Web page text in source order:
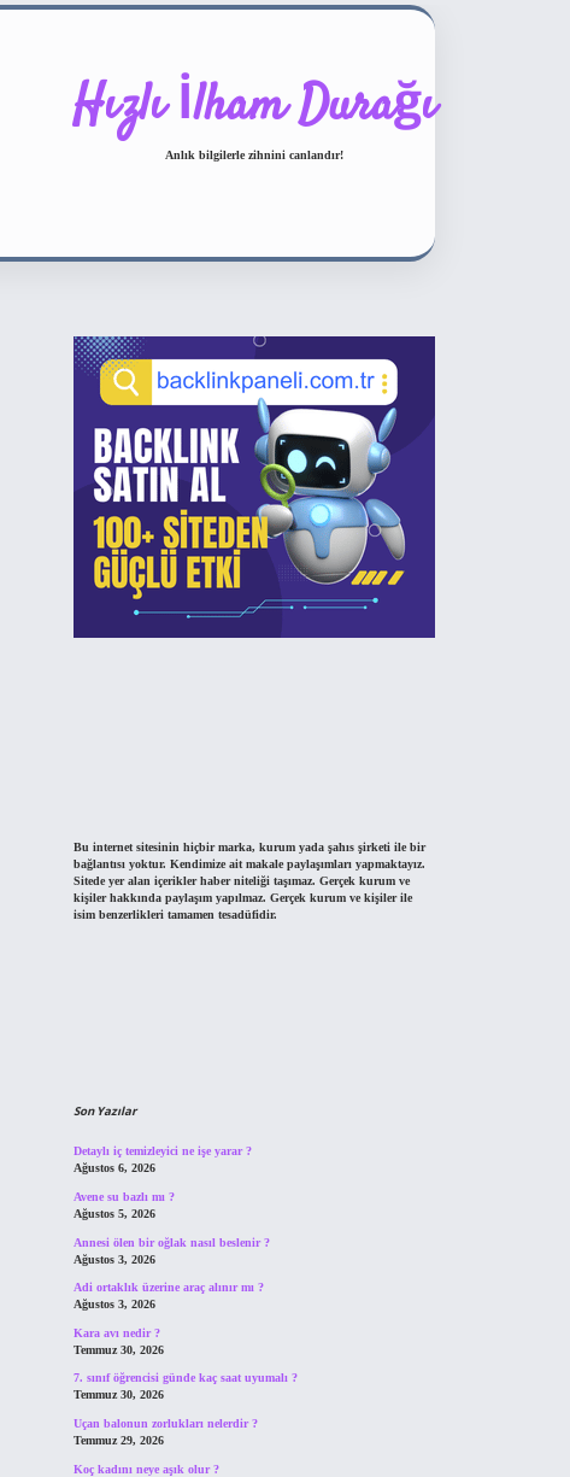
Hızlı İlham Durağı
Anlık bilgilerle zihnini canlandır!
Bu internet sitesinin hiçbir marka, kurum yada şahıs şirketi ile bir
bağlantısı yoktur. Kendimize ait makale paylaşımları yapmaktayız.
Sitede yer alan içerikler haber niteliği taşımaz. Gerçek kurum ve
kişiler hakkında paylaşım yapılmaz. Gerçek kurum ve kişiler ile
isim benzerlikleri tamamen tesadüfidir.
Son Yazılar
Detaylı iç temizleyici ne işe yarar ?
Ağustos 6, 2026
Avene su bazlı mı ?
Ağustos 5, 2026
Annesi ölen bir oğlak nasıl beslenir ?
Ağustos 3, 2026
Adi ortaklık üzerine araç alınır mı ?
Ağustos 3, 2026
Kara avı nedir ?
Temmuz 30, 2026
7. sınıf öğrencisi günde kaç saat uyumalı ?
Temmuz 30, 2026
Uçan balonun zorlukları nelerdir ?
Temmuz 29, 2026
Koç kadını neye aşık olur ?